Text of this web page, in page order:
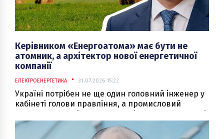
Керівником «Енергоатома» має бути не
атомник, а архітектор нової енергетичної
компанії
ЕЛЕКТРОЕНЕРГЕТИКА 31.07.2026 15:22
Україні потрібен не ще один головний інженер у
кабінеті голови правління, а промисловий
стратег, здатний залучати капітал, будувати нові
активи та перетворювати атомну генерацію на
платформу для розвитку всієї економіки.